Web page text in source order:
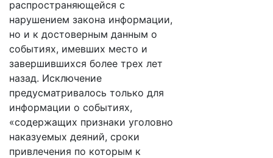
распространяющейся с
нарушением закона информации,
но и к достоверным данным о
событиях, имевших место и
завершившихся более трех лет
назад. Исключение
предусматривалось только для
информации о событиях,
«содержащих признаки уголовно
наказуемых деяний, сроки
привлечения по которым к